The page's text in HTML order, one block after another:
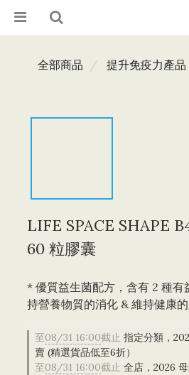
全部商品 提升免疫力產品
LIFE SPACE SHAPE
60 粒膠囊
* 優質益生菌配方，含有 2 種有
持營養物質的消化 & 維持健康的
至08/31 16:00截止 指定分類，
賣 (精選貨品低至6折）
至08/31 16:00截止 全店，2026